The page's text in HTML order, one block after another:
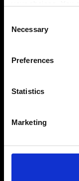
the Privacy trigger
Collect
meters
Identify
Find out more
You can change
Selection
Necessary
Preferences
Statistics
Marketing
事前に旋削された
技術間を制限な
われている加工
覚的に表示しま
されていますが
化されたデータ
らはまったく実
仮想マシンはフ
確保します。旋削
雑な動作も同様に